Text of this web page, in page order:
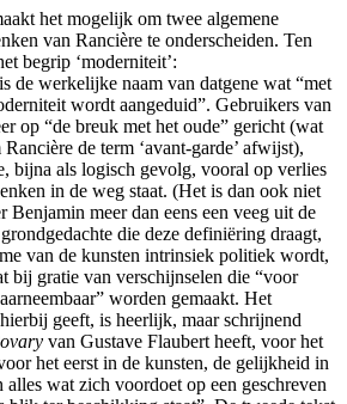
het mogelijk om twee algemene
van Rancière te onderscheiden. Ten
begrip ‘moderniteit’:
de werkelijke naam van datgene wat “met
wordt aangeduid”. Gebruikers van
op “de breuk met het oude” gericht (wat
de term ‘avant-garde’ afwijst),
bijna als logisch gevolg, vooral op verlies
in de weg staat. (Het is dan ook niet
meer dan eens een veeg uit de
die deze definiëring draagt,
van de kunsten intrinsiek politiek wordt,
bij gratie van verschijnselen die “voor
worden gemaakt. Het
geeft, is heerlijk, maar schrijnend
van Gustave Flaubert heeft, voor het
het eerst in de kunsten, de gelijkheid in
alles wat zich voordoet op een geschreven